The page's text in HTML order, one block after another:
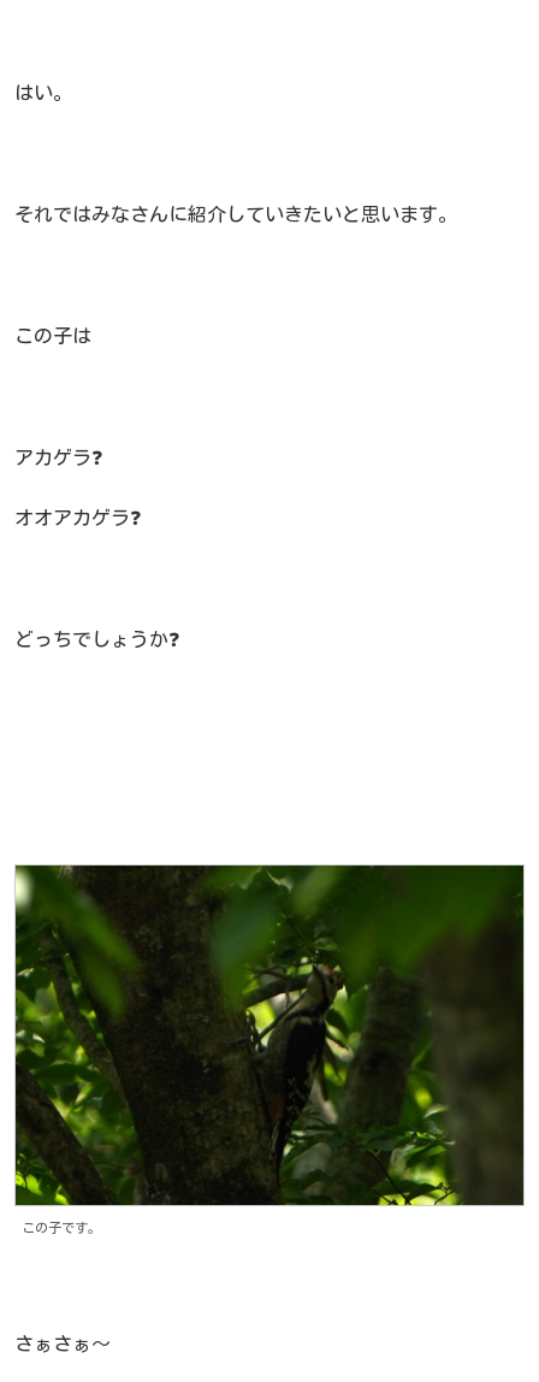
はい。
それではみなさんに紹介していきたいと思います。
この子は
アカゲラ❓
オオアカゲラ❓
どっちでしょうか❓
この子です。
さぁさぁ～